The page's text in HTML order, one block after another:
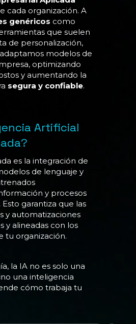
cada organización. A
genéricos como
que suelen
de personalización,
modelos de
optimizando
y aumentando la
segura y confiable.
Artificial
es la integración de
de lenguaje y
y procesos
garantiza que las
y automatizaciones
y alineadas con los
tu organización.
la IA no es solo una
una inteligencia
cómo trabaja tu